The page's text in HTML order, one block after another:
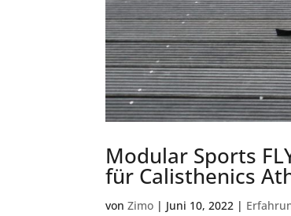
Modular Sports
für Calisthenics
vonZimo | Juni 10, 2022 |